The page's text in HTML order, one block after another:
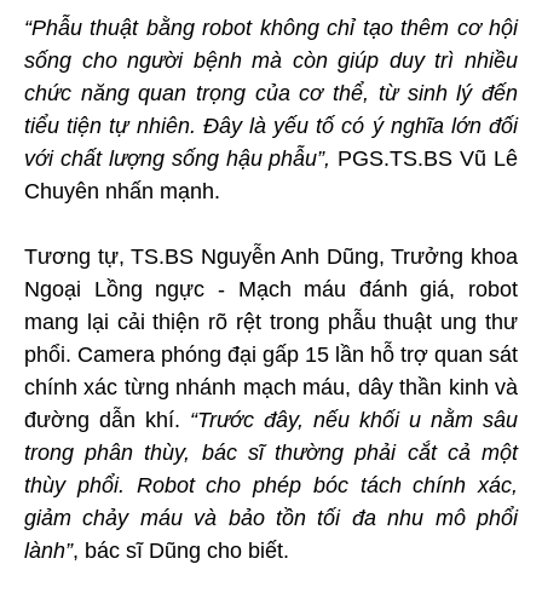
“Phẫu thuật bằng robot không chỉ tạo thêm cơ hội
sống cho người bệnh mà còn giúp duy trì nhiều
chức năng quan trọng của cơ thể, từ sinh lý đến
tiểu tiện tự nhiên. Đây là yếu tố có ý nghĩa lớn đối
với chất lượng sống hậu phẫu”, PGS.TS.BS Vũ Lê
Chuyên nhấn mạnh.
Tương tự, TS.BS Nguyễn Anh Dũng, Trưởng khoa
Ngoại Lồng ngực - Mạch máu đánh giá, robot
mang lại cải thiện rõ rệt trong phẫu thuật ung thư
phổi. Camera phóng đại gấp 15 lần hỗ trợ quan sát
chính xác từng nhánh mạch máu, dây thần kinh và
đường dẫn khí. “Trước đây, nếu khối u nằm sâu
trong phân thùy, bác sĩ thường phải cắt cả một
thùy phổi. Robot cho phép bóc tách chính xác,
giảm chảy máu và bảo tồn tối đa nhu mô phổi
lành”, bác sĩ Dũng cho biết.